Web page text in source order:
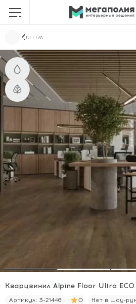
ULTRA
Кварцвинил Alpine Floor Ultra
Артикул: 3-21446 0 Нет в шоу-